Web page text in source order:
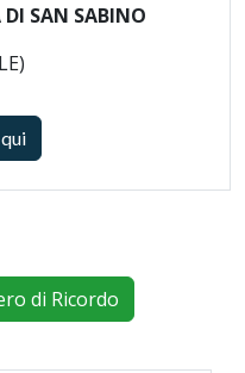
DI SAN SABINO
di Ricordo